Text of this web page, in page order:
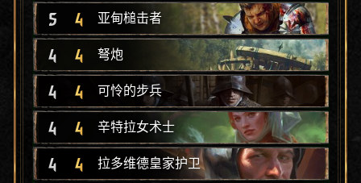
5 4 亚甸槌击者
4 4 弩炮
4 4 可怜的步兵
4 4 辛特拉女术士
4 4 拉多维德皇家护卫